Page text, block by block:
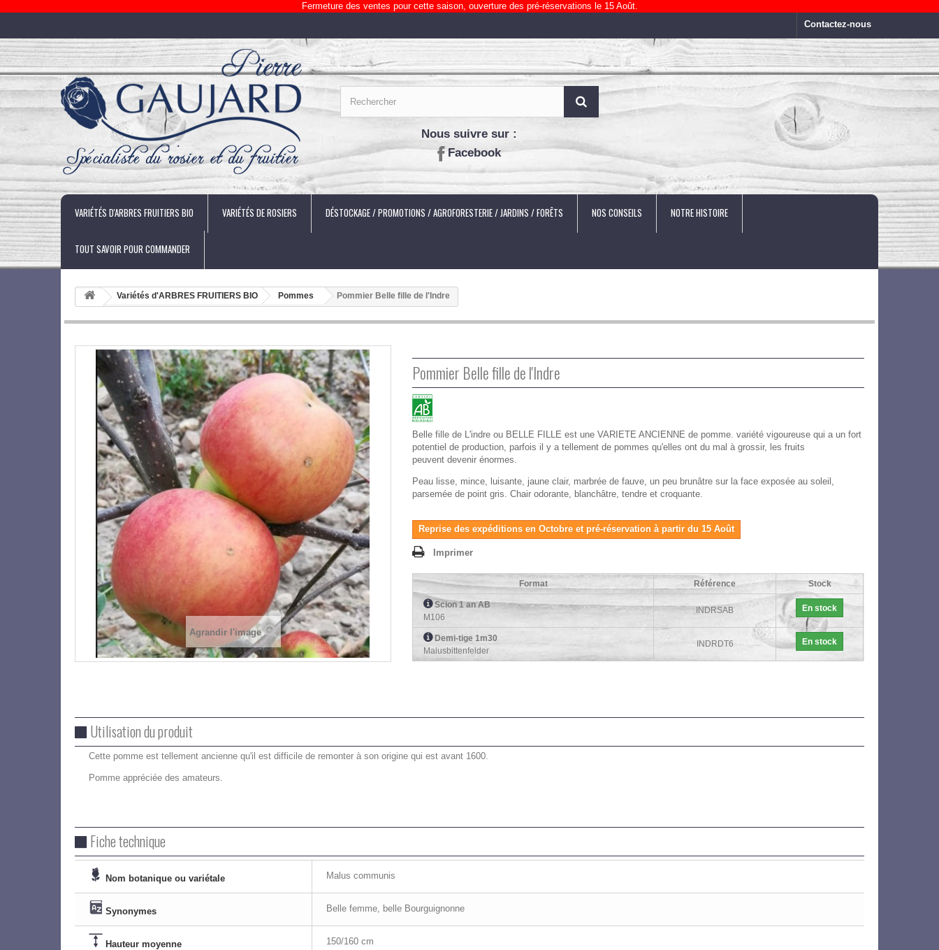
Fermeture des ventes pour cette saison, ouverture des pré-réservations le 15 Août.
Contactez-nous
Nous suivre sur :
Facebook
VARIÉTÉS D'ARBRES FRUITIERS BIO VARIÉTÉS DE ROSIERS DÉSTOCKAGE / PROMOTIONS / AGROFORESTERIE / JARDINS / FORÊTS NOS CONSEILS NOTRE HISTOIRE
TOUT SAVOIR POUR COMMANDER
Variétés d'ARBRES FRUITIERS BIO Pommes Pommier Belle fille de l'Indre
Agrandir l'image
Pommier Belle fille de l'Indre
Belle fille de L'indre ou BELLE FILLE est une VARIETE ANCIENNE de pomme. variété vigoureuse qui a un fort
potentiel de production, parfois il y a tellement de pommes qu'elles ont du mal à grossir, les fruits
peuvent devenir énormes.
Peau lisse, mince, luisante, jaune clair, marbrée de fauve, un peu brunâtre sur la face exposée au soleil,
parsemée de point gris. Chair odorante, blanchâtre, tendre et croquante.
Reprise des expéditions en Octobre et pré-réservation à partir du 15 Août
Imprimer
Format Référence Stock
Scion 1 an AB
M106
INDRSAB En stock
Demi-tige 1m30
Malusbittenfelder
INDRDT6 En stock
Utilisation du produit
Cette pomme est tellement ancienne qu'il est difficile de remonter à son origine qui est avant 1600.
Pomme appréciée des amateurs.
Fiche technique
Nom botanique ou variétale Malus communis
Synonymes Belle femme, belle Bourguignonne
Hauteur moyenne 150/160 cm